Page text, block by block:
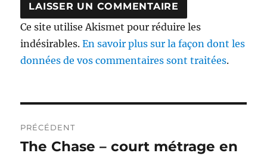
Ce site utilise Akismet pour réduire les
indésirables.En savoir plus sur la façon dont les
données de vos commentaires sont traitées.
de
PRÉCÉDENT
Publication
The Chase – court métrage en